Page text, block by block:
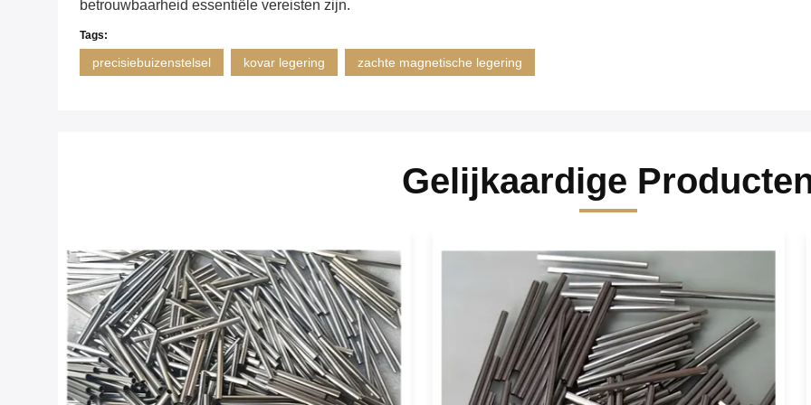
betrouwbaarheid essentiële vereisten zijn.
Tags:
precisiebuizenstelsel kovar legering zachte magnetische legering
Gelijkaardige